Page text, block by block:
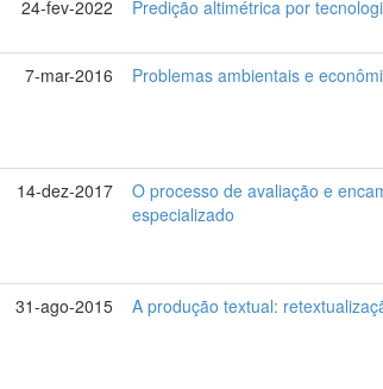
24-fev-2022 Predição altimétrica por
7-mar-2016
Problemas ambientais e
14-dez-2017
O processo de avaliação e
especializado
31-ago-2015 A produção textual: